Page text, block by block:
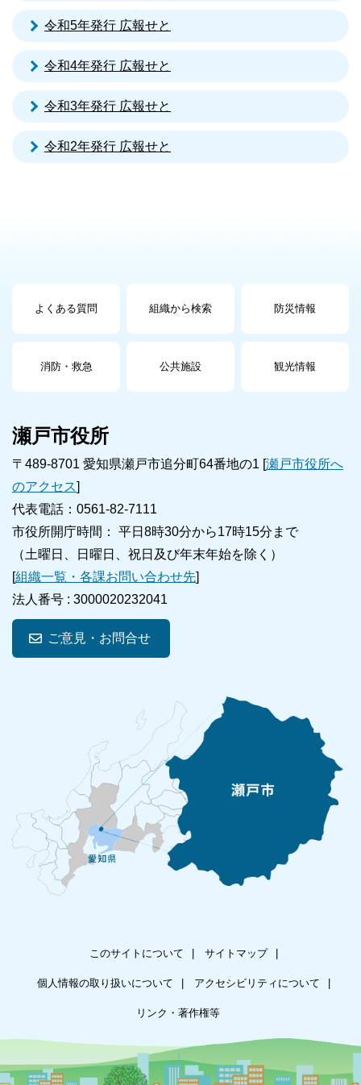
令和5年発行 広報せと
令和4年発行 広報せと
令和3年発行 広報せと
令和2年発行 広報せと
よくある質問 組織から検索 防災情報
消防・救急 公共施設 観光情報
瀬戸市役所
〒489-8701 愛知県瀬戸市追分町64番地の1 [瀬戸市役所へ
のアクセス]
代表電話：0561-82-7111
市役所開庁時間： 平日8時30分から17時15分まで
（土曜日、日曜日、祝日及び年末年始を除く）
[組織一覧・各課お問い合わせ先]
法人番号 : 3000020232041
ご意見・お問合せ
このサイトについて サイトマップ
個人情報の取り扱いについて アクセシビリティについて
リンク・著作権等